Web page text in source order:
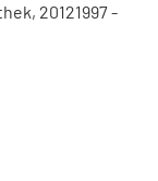
20121997 -